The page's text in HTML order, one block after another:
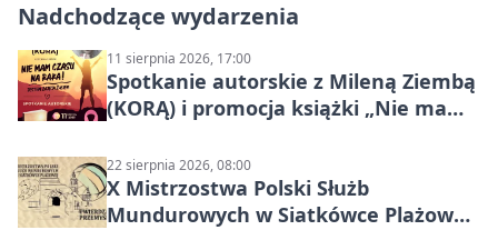
Nadchodzące wydarzenia
11 sierpnia 2026, 17:00
Spotkanie autorskie z Mileną Ziembą
(KORĄ) i promocja książki „Nie mam
22 sierpnia 2026, 08:00
X Mistrzostwa Polski Służb
Mundurowych w Siatkówce Plażowej